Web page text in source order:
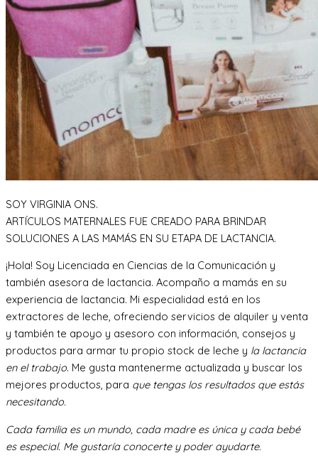
SOY VIRGINIA ONS.
ARTÍCULOS MATERNALES FUE CREADO PARA BRINDAR
SOLUCIONES A LAS MAMÁS EN SU ETAPA DE LACTANCIA.
¡Hola! Soy Licenciada en Ciencias de la Comunicación y
también asesora de lactancia. Acompaño a mamás en su
experiencia de lactancia. Mi especialidad está en los
extractores de leche, ofreciendo servicios de alquiler y venta
y también te apoyo y asesoro con información, consejos y
productos para armar tu propio stock de leche y la lactancia
en el trabajo. Me gusta mantenerme actualizada y buscar los
mejores productos, para que tengas los resultados que estás
necesitando.
Cada familia es un mundo, cada madre es única y cada bebé
es especial. Me gustaría conocerte y poder ayudarte.